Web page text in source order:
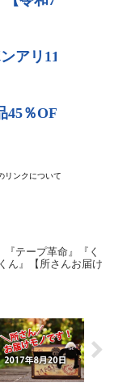
『テープ革命』『く
ん』【所さんお届け